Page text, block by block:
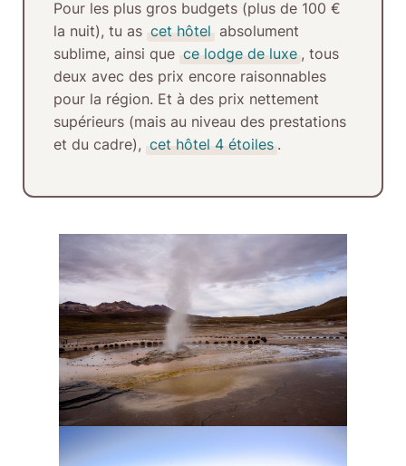
Pour les plus gros budgets(plus de 100 €
la nuit), tu as cet hôtel absolument
sublime, ainsi que ce lodge de luxe , tous
deux avec des prix encore raisonnables
pour la région. Et à des prix nettement
supérieurs (mais au niveau des prestations
et du cadre), cet hôtel 4 étoiles .